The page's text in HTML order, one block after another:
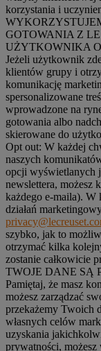
korzystania i
GOTOWANIA Z
UŻYTKOWNIKA
Jeżeli użytkownik
klientów grupy i
komunikację
spersonalizowane
wprowadzone na
gotowania albo
skierowane do
Opt out: W każdej
naszych
opcji wyświetlanych
newslettera, możesz
każdego e-maila). W
działań
szybko, jak to
otrzymać kilka
zostanie całkowicie
TWOJE DANE SĄ
Pamiętaj, że masz
możesz zarządzać
przekażemy Twoich
własnych celów
uzyskania
prywatności, możesz